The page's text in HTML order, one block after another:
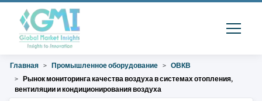
Главная Промышленное оборудование
ОВКВ
Рынок мониторинга качества воздуха в системах отопления,
вентиляции и кондиционирования воздуха